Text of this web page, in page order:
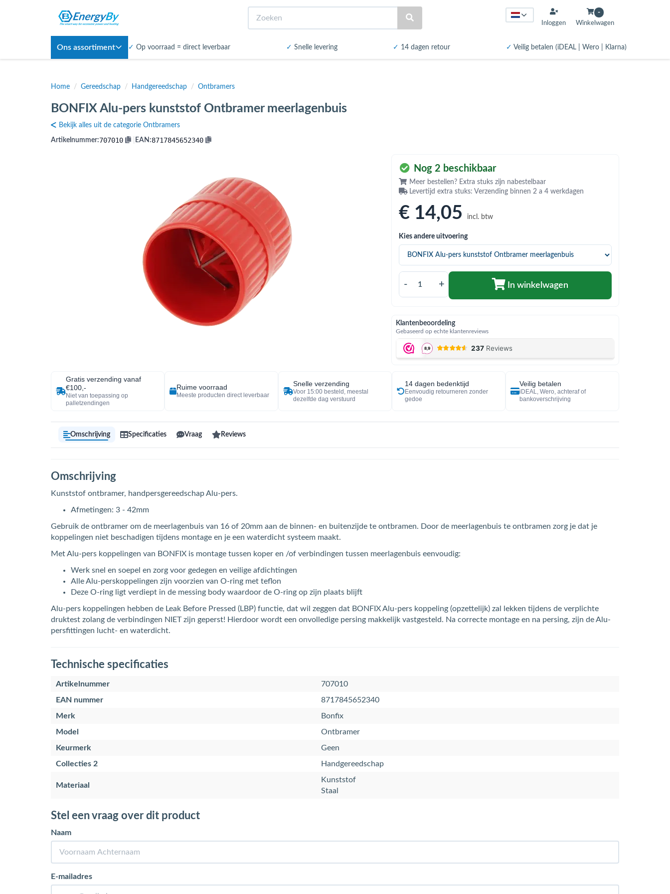
Inloggen
-
Winkelwagen
Ons assortiment ✓ Op voorraad = direct leverbaar ✓ Snelle levering ✓ 14 dagen retour ✓ Veilig betalen (iDEAL | Wero | Klarna)
Home / Gereedschap / Handgereedschap / Ontbramers
BONFIX Alu-pers kunststof Ontbramer meerlagenbuis
Bekijk alles uit de categorie Ontbramers
Artikelnummer:707010 EAN:8717845652340
Nog 2 beschikbaar
Meer bestellen? Extra stuks zijn nabestelbaar
Levertijd extra stuks: Verzending binnen 2 a 4 werkdagen
€ 14,05 incl. btw
Kies andere uitvoering
- + In winkelwagen
Klantenbeoordeling
Gebaseerd op echte klantenreviews
Gratis verzending vanaf
€100,-
Niet van toepassing op
palletzendingen
Ruime voorraad
Meeste producten direct leverbaar
Snelle verzending
Voor 15:00 besteld, meestal
dezelfde dag verstuurd
14 dagen bedenktijd
Eenvoudig retourneren zonder
gedoe
Veilig betalen
iDEAL, Wero, achteraf of
bankoverschrijving
Omschrijving Specificaties Vraag Reviews
Omschrijving
Kunststof ontbramer, handpersgereedschap Alu-pers.
Afmetingen: 3 - 42mm
Gebruik de ontbramer om de meerlagenbuis van 16 of 20mm aan de binnen- en buitenzijde te ontbramen. Door de meerlagenbuis te ontbramen zorg je dat je
koppelingen niet beschadigen tijdens montage en je een waterdicht systeem maakt.
Met Alu-pers koppelingen van BONFIX is montage tussen koper en /of verbindingen tussen meerlagenbuis eenvoudig:
Werk snel en soepel en zorg voor gedegen en veilige afdichtingen
Alle Alu-perskoppelingen zijn voorzien van O-ring met teflon
Deze O-ring ligt verdiept in de messing body waardoor de O-ring op zijn plaats blijft
Alu-pers koppelingen hebben de Leak Before Pressed (LBP) functie, dat wil zeggen dat BONFIX Alu-pers koppeling (opzettelijk) zal lekken tijdens de verplichte
druktest zolang de verbindingen NIET zijn geperst! Hierdoor wordt een onvolledige persing makkelijk vastgesteld. Na correcte montage en na persing, zijn de Alu-
persfittingen lucht- en waterdicht.
Technische specificaties
Artikelnummer
707010
EAN nummer
8717845652340
Merk
Bonfix
Model
Ontbramer
Keurmerk
Geen
Collecties 2
Handgereedschap
Materiaal
Kunststof
Staal
Stel een vraag over dit product
Naam
E-mailadres